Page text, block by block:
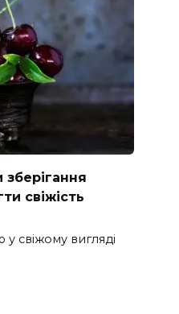
зберігання
свіжість
свіжому вигляді